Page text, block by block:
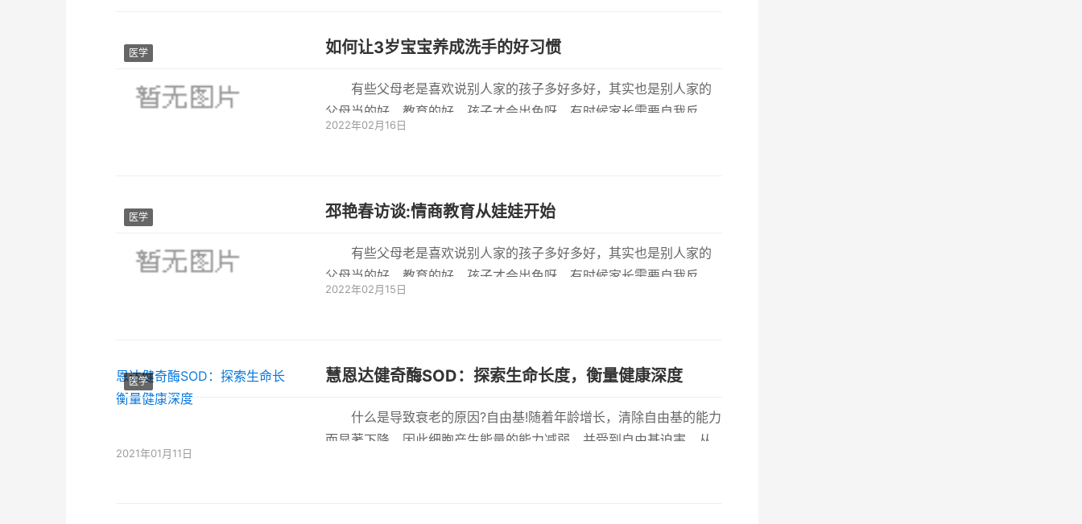
医学 如何让3岁宝宝养成洗手的好习惯
有些父母老是喜欢说别人家的孩子多好多好，其实也是别人家的
父母当的好，教育的好，孩子才会出色呀。有时候家长需要自我反
思，自己是不...
2022年02月16日
医学 邳艳春访谈:情商教育从娃娃开始
有些父母老是喜欢说别人家的孩子多好多好，其实也是别人家的
父母当的好，教育的好，孩子才会出色呀。有时候家长需要自我反
思，自己是不...
2022年02月15日
医学 慧恩达健奇酶SOD：探索生命长度，衡量健康深度
什么是导致衰老的原因?自由基!随着年龄增长，清除自由基的能力
而显著下降，因此细胞产生能量的能力减弱，并受到自由基迫害，从
2021年01月11日